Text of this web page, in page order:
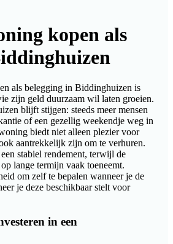
kopen als
als belegging in Biddinghuizen is
zijn geld duurzaam wil laten groeien.
blijft stijgen: steeds meer mensen
of een gezellig weekendje weg in
biedt niet alleen plezier voor
aantrekkelijk zijn om te verhuren.
stabiel rendement, terwijl de
lange termijn vaak toeneemt.
om zelf te bepalen wanneer je de
je deze beschikbaar stelt voor
in een